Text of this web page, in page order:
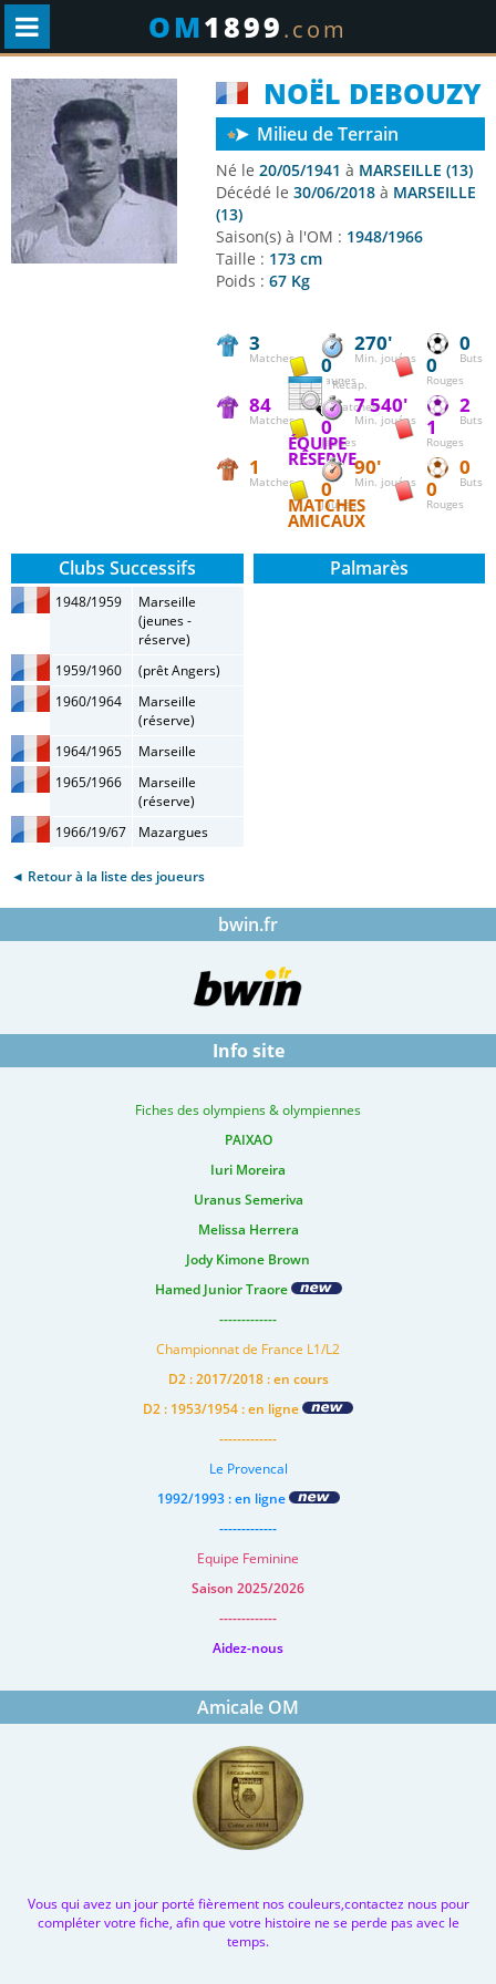
OM1899.com
NOËL DEBOUZY
Milieu de Terrain
Né le 20/05/1941 à MARSEILLE (13)
Décédé le 30/06/2018 à MARSEILLE
(13)
Saison(s) à l'OM : 1948/1966
Taille : 173 cm
Poids : 67 Kg
3
Matches
270'
Min. jouées
0
Buts
0
Jaunes
0
Rouges
Récap.
matches
84
Matches
7 540'
Min. jouées
2
Buts
0
Jaunes
1
Rouges
ÉQUIPE
RÉSERVE
1
Matches
90'
Min. jouées
0
Buts
0
Jaunes
0
Rouges
MATCHES
AMICAUX
Clubs Successifs
1948/1959
Marseille
(jeunes -
réserve)
1959/1960
(prêt Angers)
1960/1964
Marseille
(réserve)
1964/1965
Marseille
1965/1966
Marseille
(réserve)
1966/19/67
Mazargues
Palmarès
◄ Retour à la liste des joueurs
bwin.fr
Info site
Fiches des olympiens & olympiennes
PAIXAO
Iuri Moreira
Uranus Semeriva
Melissa Herrera
Jody Kimone Brown
Hamed Junior Traore
-------------
Championnat de France L1/L2
D2 : 2017/2018 : en cours
D2 : 1953/1954 : en ligne
-------------
Le Provencal
1992/1993 : en ligne
-------------
Equipe Feminine
Saison 2025/2026
-------------
Aidez-nous
Amicale OM
Vous qui avez un jour porté fièrement nos couleurs,contactez nous pour
compléter votre fiche, afin que votre histoire ne se perde pas avec le
temps.